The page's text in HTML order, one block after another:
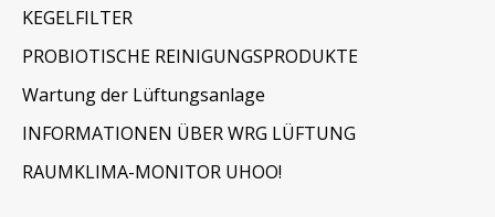
KEGELFILTER
PROBIOTISCHE REINIGUNGSPRODUKTE
Wartung der Lüftungsanlage
INFORMATIONEN ÜBER WRG LÜFTUNG
RAUMKLIMA-MONITOR UHOO!